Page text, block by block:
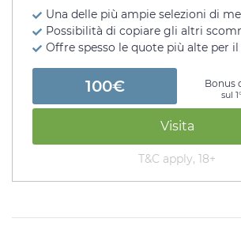
Una delle più ampie selezioni di
Possibilità di copiare gli altri
Offre spesso le quote più alte per
100€ Bonus
sul
Visita
T&C apply, 18+